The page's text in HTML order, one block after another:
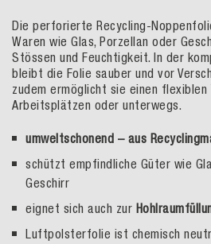
Die perforierte Recycling-
Waren wie Glas, Porzellan oder
Stössen und Feuchtigkeit. In der
bleibt die Folie sauber und vor
zudem ermöglicht sie einen flexiblen
Arbeitsplätzen oder unterwegs.
umweltschonend – aus
schützt empfindliche Güter wie
Geschirr
eignet sich auch zur
Luftpolsterfolie ist chemisch